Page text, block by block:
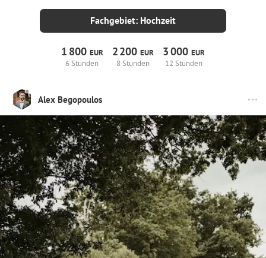
Fachgebiet: Hochzeit
1 800 EUR
6 Stunden
2200EUR
8 Stunden
3000EUR
12 Stunden
Alex Begopoulos